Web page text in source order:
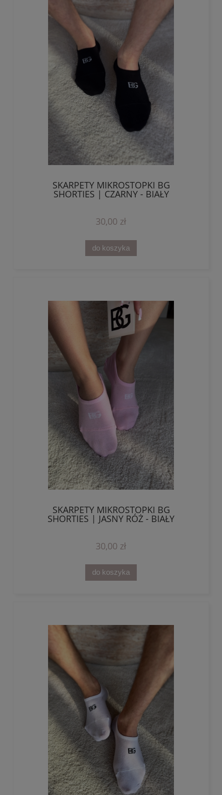
SKARPETY MIKROSTOPKI BG
SHORTIES | CZARNY - BIAŁY
30,00 zł
do koszyka
SKARPETY MIKROSTOPKI BG
SHORTIES | JASNY RÓŻ - BIAŁY
30,00 zł
do koszyka